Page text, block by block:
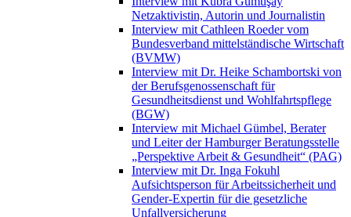
Netzaktivistin, Autorin und Journalistin
Interview mit Cathleen Roeder vom
Bundesverband mittelständische Wirtschaft
(BVMW)
Interview mit Dr. Heike Schambortski von
der Berufsgenossenschaft für
Gesundheitsdienst und Wohlfahrtspflege
(BGW)
Interview mit Michael Gümbel, Berater
und Leiter der Hamburger Beratungsstelle
„Perspektive Arbeit & Gesundheit“ (PAG)
Interview mit Dr. Inga Fokuhl
Aufsichtsperson für Arbeitssicherheit und
Gender-Expertin für die gesetzliche
Unfallversicherung